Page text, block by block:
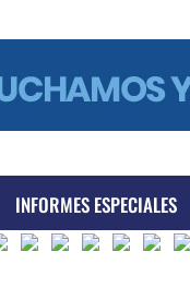
INFORMES ESPECIALES